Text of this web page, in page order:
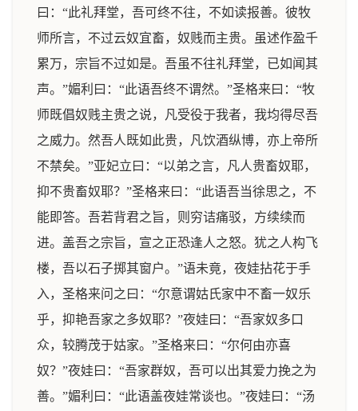
曰：“此礼拜堂，吾可终不往，不如读报善。彼牧
师所言，不过云奴宜畜，奴贱而主贵。虽述作盈千
累万，宗旨不过如是。吾虽不往礼拜堂，已如闻其
声。”媚利曰：“此语吾终不谓然。”圣格来曰：“牧
师既倡奴贱主贵之说，凡受役于我者，我均得尽吾
之威力。然吾人既如此贵，凡饮酒纵博，亦上帝所
不禁矣。”亚妃立曰：“以弟之言，凡人贵畜奴耶，
抑不贵畜奴耶？”圣格来曰：“此语吾当徐思之，不
能即答。吾若背君之旨，则穷诘痛驳，方续续而
进。盖吾之宗旨，宣之正恐逢人之怒。犹之人构飞
楼，吾以石子掷其窗户。”语未竟，夜娃拈花于手
入，圣格来问之曰：“尔意谓姑氏家中不畜一奴乐
乎，抑艳吾家之多奴耶？”夜娃曰：“吾家奴多口
众，较腾茂于姑家。”圣格来曰：“尔何由亦喜
奴？”夜娃曰：“吾家群奴，吾可以出其爱力挽之为
善。”媚利曰：“此语盖夜娃常谈也。”夜娃曰：“汤